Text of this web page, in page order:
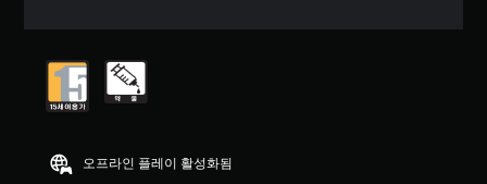
오프라인 플레이 활성화됨